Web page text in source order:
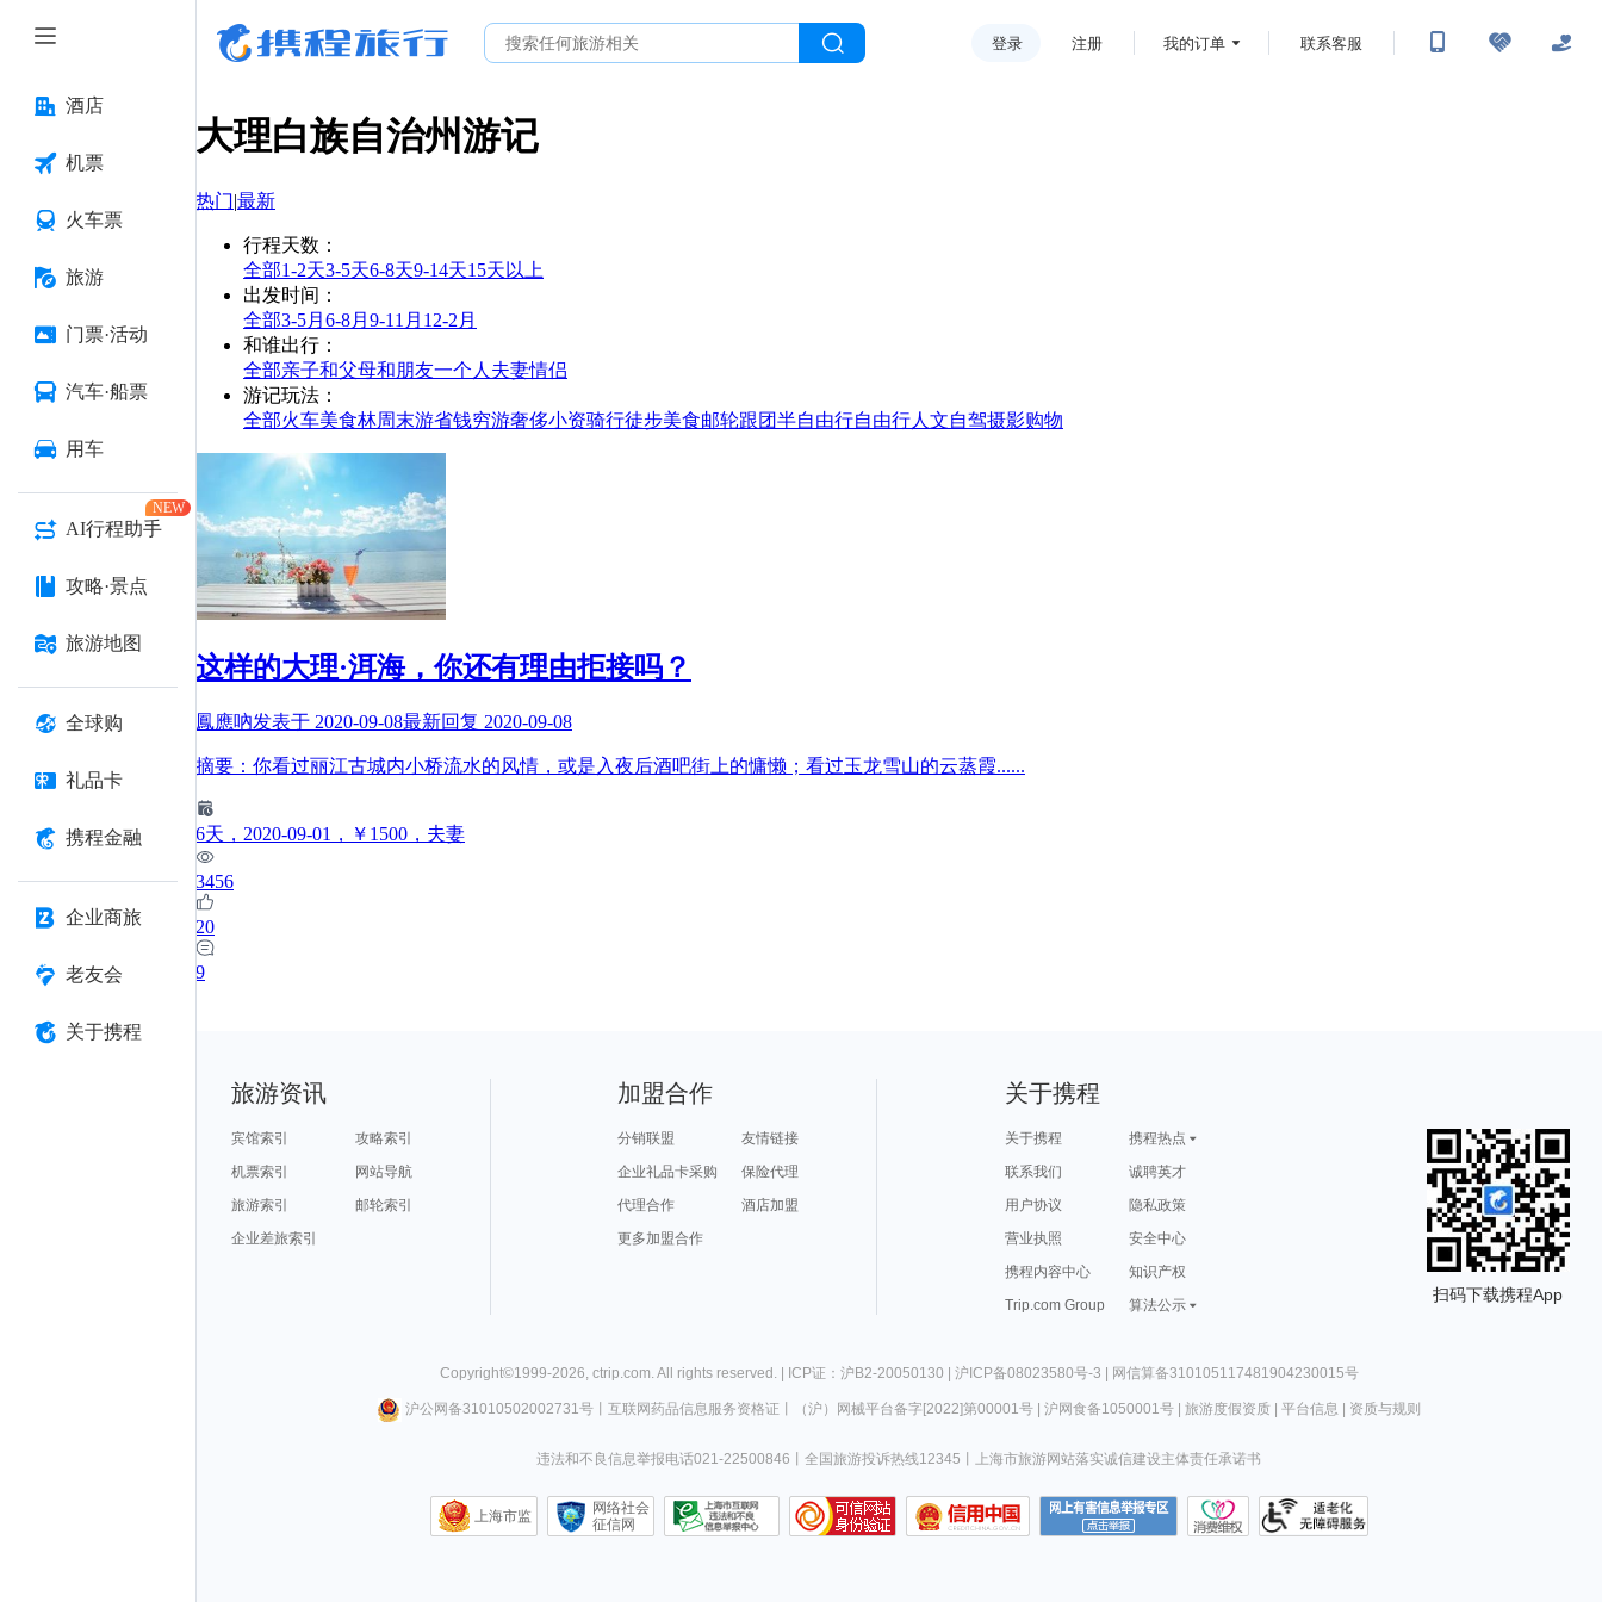
酒店
机票
火车票
旅游
门票·活动
汽车·船票
用车
AI行程助手
NEW
攻略·景点
旅游地图
全球购
礼品卡
携程金融
企业商旅
老友会
关于携程
登录 注册 我的订单 联系客服
大理白族自治州游记
热门|最新
行程天数 ：
全部1-2天3-5天6-8天9-14天15天以上
出发时间 ：
全部3-5月 6-8月 9-11月 12-2月
和谁出行 ：
全部亲子和父母和朋友一个人 夫妻情侣
游记玩法 ：
全部火车美食林周末游省钱穷游奢侈小资骑行徒步美食邮轮跟团半自由行自由行人文自驾摄影购物
这样的大理·洱海，你还有理由拒接吗？
鳳應吶发表于 2020-09-08最新回复 2020-09-08
摘要：你看过丽江古城内小桥流水的风情，或是入夜后酒吧街上的慵懒；看过玉龙雪山的云蒸霞......
6天 ，2020-09-01 ，￥1500 ，夫妻
3456
20
9
旅游资讯
宾馆索引
攻略索引
机票索引
网站导航
旅游索引
邮轮索引
企业差旅索引
加盟合作
分销联盟
友情链接
企业礼品卡采购
保险代理
代理合作
酒店加盟
更多加盟合作
关于携程
关于携程
携程热点
联系我们
诚聘英才
用户协议
隐私政策
营业执照
安全中心
携程内容中心
知识产权
Trip.com Group
算法公示
扫码下载携程App
Copyright©1999-2026 ctrip.com . All rights reserved. | ICP证：沪B2-20050130 | 沪ICP备08023580号-3 | 网信算备310105117481904230015号
沪公网备31010502002731号丨 互联网药品信息服务资格证 （沪）网械平台备字[2022]第00001号| 沪网食备1050001号| 旅游度假资质| 平台信息 | 资质与规则
违法和不良信息举报电话021-22500846 全国旅游投诉热线12345 上海市旅游网站落实诚信建设主体责任承诺书
上海市监
网络社会
征信网